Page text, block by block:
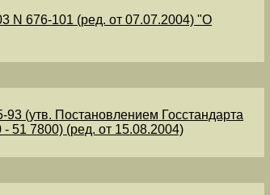
676-101 (ред. от 07.07.2004) "О
Постановлением Госстандарта
51 7800) (ред. от 15.08.2004)